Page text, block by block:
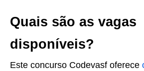
Quais são as vagas
disponíveis?
Este concurso Codevasf oferece